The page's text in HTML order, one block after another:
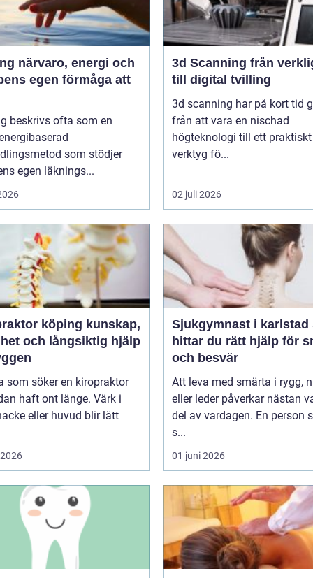
och
egen förmåga att
beskrivs ofta som en
som stödjer
egen läknings...
3d Scanning från verklighet
till digital tvilling
3d scanning har på kort tid
från att vara en nischad
högteknologi till ett praktiskt
verktyg fö...
02 juli 2026
köping kunskap,
och långsiktig hjälp
som söker en kiropraktor
haft ont länge. Värk i
eller huvud blir lätt
Sjukgymnast i karlstad så
hittar du rätt hjälp för
och besvär
Att leva med smärta i rygg,
eller leder påverkar nästan
del av vardagen. En person
s...
01 juni 2026